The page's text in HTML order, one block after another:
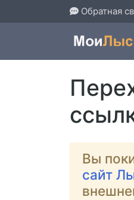
Обратная
Вы
сайт